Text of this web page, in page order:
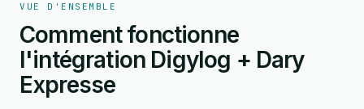
VUE D'ENSEMBLE
Comment fonctionne
l'intégration Digylog + Dary
Expresse